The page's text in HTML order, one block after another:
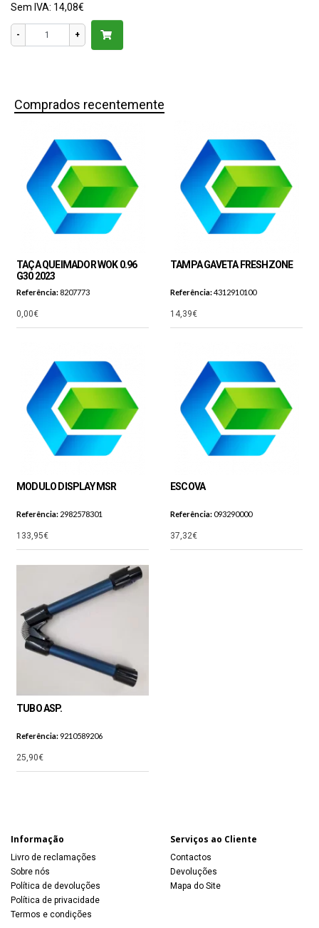
Sem IVA: 14,08€
- +
Comprados recentemente
TAÇA QUEIMADOR WOK 0.96
G30 2023
Referência: 8207773
0,00€
TAMPA GAVETA FRESHZONE
Referência:4312910100
14,39€
MODULO DISPLAY MSR
Referência: 2982578301
133,95€
ESCOVA
Referência: 093290000
37,32€
TUBO ASP.
Referência: 9210589206
25,90€
Informação
Livro de reclamações
Sobre nós
Política de devoluções
Política de privacidade
Termos e condições
Serviços ao Cliente
Contactos
Devoluções
Mapa do Site